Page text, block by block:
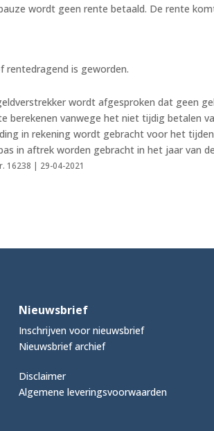
wordt geen rente betaald. De rente
rentedragend is geworden.
wordt afgesproken dat geen
vanwege het niet tijdig betalen
in rekening wordt gebracht voor het
in aftrek worden gebracht in het jaar van
16238 | 29-04-2021
Nieuwsbrief
Inschrijven voor nieuwsbrief
Nieuwsbrief archief
Disclaimer
Algemene leveringsvoorwaarden